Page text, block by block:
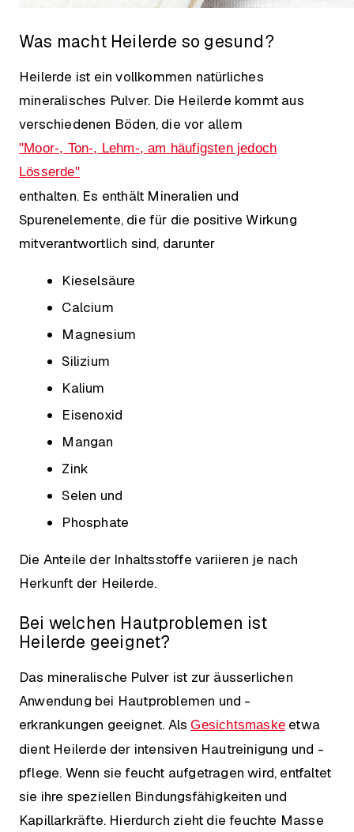
Was macht Heilerde so gesund?
Heilerde ist ein vollkommen natürliches
mineralisches Pulver. Die Heilerde kommt aus
verschiedenen Böden, die vor allem
"Moor-, Ton-, Lehm-, am häufigsten jedoch
Lösserde"
enthalten. Es enthält Mineralien und
Spurenelemente, die für die positive Wirkung
mitverantwortlich sind, darunter
Kieselsäure
Calcium
Magnesium
Silizium
Kalium
Eisenoxid
Mangan
Zink
Selen und
Phosphate
Die Anteile der Inhaltsstoffe variieren je nach
Herkunft der Heilerde.
Bei welchen Hautproblemen ist
Heilerde geeignet?
Das mineralische Pulver ist zur äusserlichen
Anwendung bei Hautproblemen und -
erkrankungen geeignet. AlsGesichtsmaske etwa
dient Heilerde der intensiven Hautreinigung und -
pflege. Wenn sie feucht aufgetragen wird, entfaltet
sie ihre speziellen Bindungsfähigkeiten und
Kapillarkräfte. Hierdurch zieht die feuchte Masse